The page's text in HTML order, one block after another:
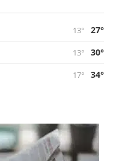
13°
27°
13°
30°
17° 34°